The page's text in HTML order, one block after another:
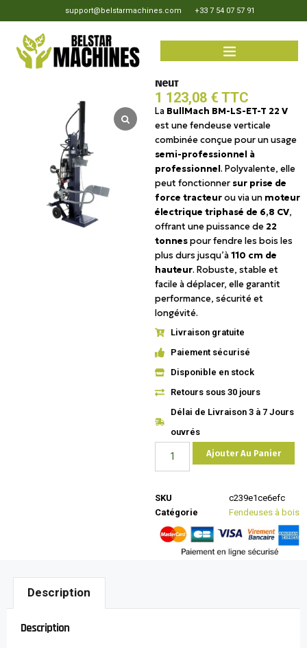
support@belstarmachines.com +33 7 54 07 57 91
BullMach BM-LS-ET-T 22 V –
Neuf
1 123,08 € TTC
La BullMach BM-LS-ET-T 22 V
est une fendeuse verticale
combinée conçue pour un usage
semi-professionnel à
professionnel. Polyvalente, elle
peut fonctionner sur prise de
force tracteurou via un moteur
électrique triphasé de 6,8 CV,
offrant une puissance de 22
tonnespour fendre les bois les
plus durs jusqu’à110 cm de
hauteur. Robuste, stable et
facile à déplacer, elle garantit
performance, sécurité et
longévité.
Livraison gratuite
Paiement sécurisé
Disponible en stock
Retours sous 30 jours
Délai de Livraison 3 à 7 Jours
ouvrés
Ajouter Au Panier
SKU
c239e1ce6efc
Catégorie
Fendeuses à bois
Description
Description